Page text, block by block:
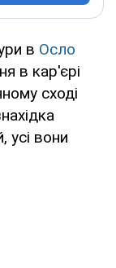
в Осло
в кар'єрі
сході
усі вони